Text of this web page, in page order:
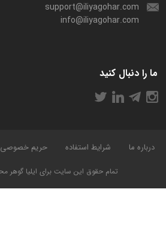
تمام حقوق این سایت برای ایلیا گوهر
درباره ما شرایط استفاده حریم خصوصی
support@iliyagohar.com
info@iliyagohar.com
ما را دنبال کنید